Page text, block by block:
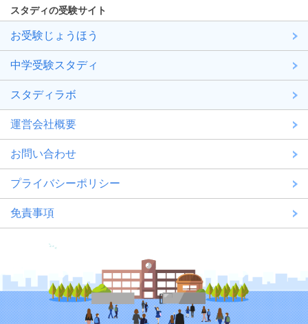
スタディの受験サイト
お受験じょうほう
中学受験スタディ
スタディラボ
運営会社概要
お問い合わせ
プライバシーポリシー
免責事項